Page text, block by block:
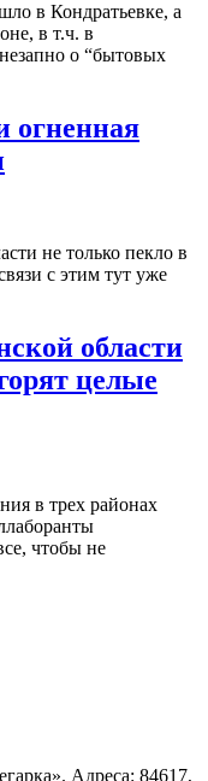
в Кондратьевке, а
в т.ч. в
о “бытовых
огненная
не только пекло в
с этим тут уже
области
целые
в трех районах
чтобы не
Адреса: 84617,